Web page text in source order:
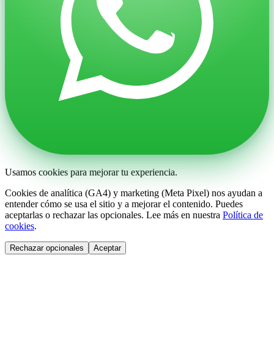
Usamos cookies para mejorar tu experiencia.
Cookies de analítica (GA4) y marketing (Meta Pixel) nos ayudan a
entender cómo se usa el sitio y a mejorar el contenido. Puedes
aceptarlas o rechazar las opcionales. Lee más en nuestra Política de
cookies.
Rechazar opcionales Aceptar